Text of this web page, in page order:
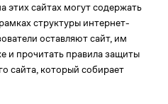
этих сайтах могут содержать
структуры интернет-
оставляют сайт, им
и прочитать правила защиты
сайта, который собирает